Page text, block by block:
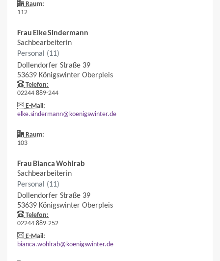
Raum:
112
Frau ElkeSindermann
Sachbearbeiterin
Personal (11)
Dollendorfer Straße 39
53639 Königswinter Oberpleis
Telefon:
02244 889-244
E-Mail:
elke.sindermann@koenigswinter.de
Raum:
103
Frau BiancaWohlrab
Sachbearbeiterin
Personal (11)
Dollendorfer Straße 39
53639 Königswinter Oberpleis
Telefon:
02244 889-252
E-Mail:
bianca.wohlrab@koenigswinter.de